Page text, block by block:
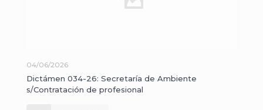
04/06/2026
Dictámen 034-26: Secretaría de Ambiente
s/Contratación de profesional